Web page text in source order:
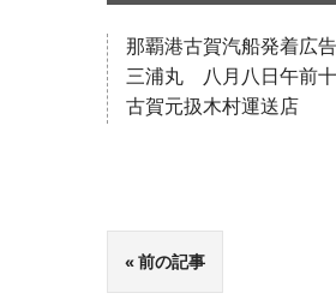
那覇港古賀汽船発着広告
三浦丸 八月八日午前
古賀元扱木村運送店
前の記事